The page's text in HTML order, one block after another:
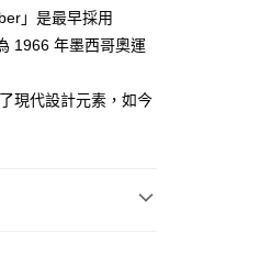
」是最早採用
1966 年墨西哥奧運
現代設計元素，如今